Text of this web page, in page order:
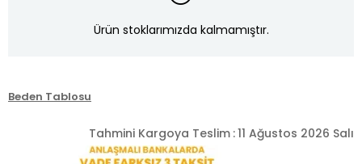
Ürün stoklarımızda kalmamıştır.
Beden Tablosu
Tahmini Kargoya Teslim :11 Ağustos 2026 Salı